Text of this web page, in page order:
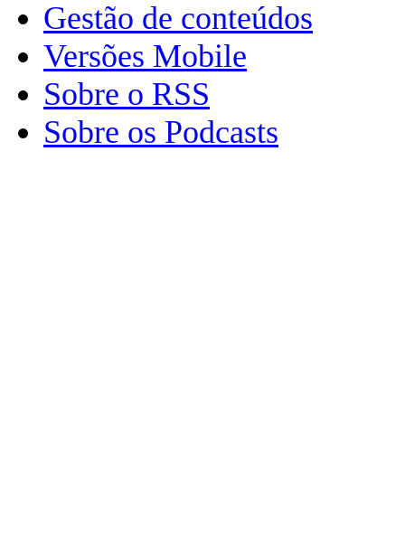
Gestão de conteúdos
Versões Mobile
Sobre o RSS
Sobre os Podcasts